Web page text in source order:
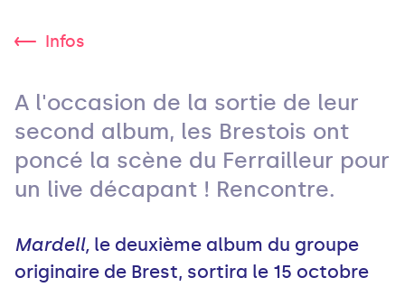
Infos
A l'occasion de la sortie de leur
second album, les Brestois ont
poncé la scène du Ferrailleur pour
un live décapant ! Rencontre.
Mardell, le deuxième album du groupe
originaire de Brest, sortira le 15 octobre